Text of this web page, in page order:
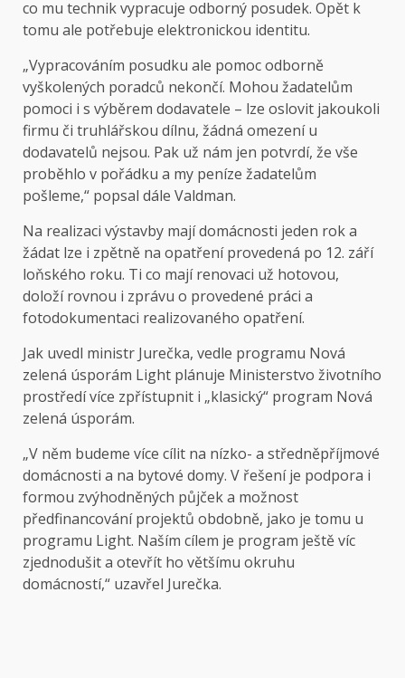
co mu technik vypracuje odborný posudek. Opět k
tomu ale potřebuje elektronickou identitu.
„Vypracováním posudku ale pomoc odborně
vyškolených poradců nekončí. Mohou žadatelům
pomoci i s výběrem dodavatele – lze oslovit jakoukoli
firmu či truhlářskou dílnu, žádná omezení u
dodavatelů nejsou. Pak už nám jen potvrdí, že vše
proběhlo v pořádku a my peníze žadatelům
pošleme,“ popsal dále Valdman.
Na realizaci výstavby mají domácnosti jeden rok a
žádat lze i zpětně na opatření provedená po 12. září
loňského roku. Ti co mají renovaci už hotovou,
doloží rovnou i zprávu o provedené práci a
fotodokumentaci realizovaného opatření.
Jak uvedl ministr Jurečka, vedle programu Nová
zelená úsporám Light plánuje Ministerstvo životního
prostředí více zpřístupnit i „klasický“ program Nová
zelená úsporám.
„V něm budeme více cílit na nízko- a středněpříjmové
domácnosti a na bytové domy. V řešení je podpora i
formou zvýhodněných půjček a možnost
předfinancování projektů obdobně, jako je tomu u
programu Light. Naším cílem je program ještě víc
zjednodušit a otevřít ho většímu okruhu
domácností,“ uzavřel Jurečka.